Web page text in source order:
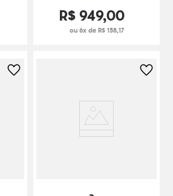
R$949,00
ou 6x de R$ 158,17